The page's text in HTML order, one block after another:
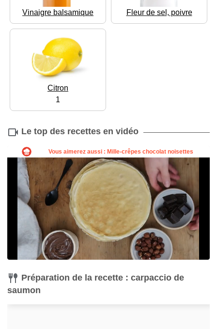
Vinaigre balsamique Fleur de sel, poivre
Citron
1
Le top des recettes en vidéo
Préparation de la recette : carpaccio de
saumon